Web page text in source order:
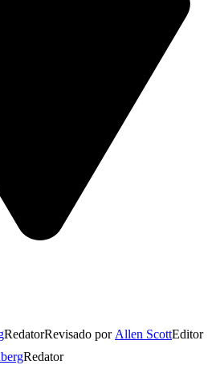
RedatorRevisado por Allen ScottEditor
Redator